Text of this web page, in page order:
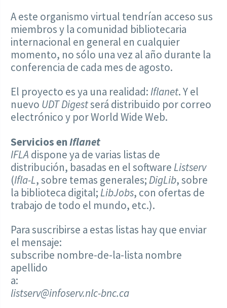
A este organismo virtual tendrían acceso sus
miembros y la comunidad bibliotecaria
internacional en general en cualquier
momento, no sólo una vez al año durante la
conferencia de cada mes de agosto.
El proyecto es ya una realidad:Iflanet. Y el
nuevo UDT Digestserá distribuido por correo
electrónico y por World Wide Web.
Servicios enIflanet
IFLA dispone ya de varias listas de
distribución, basadas en el softwareListserv
(Ifla-L, sobre temas generales;DigLib, sobre
la biblioteca digital;LibJobs, con ofertas de
trabajo de todo el mundo, etc.).
Para suscribirse a estas listas hay que enviar
el mensaje:
subscribe nombre-de-la-lista nombre
apellido
a:
listserv@infoserv.nlc-bnc.ca